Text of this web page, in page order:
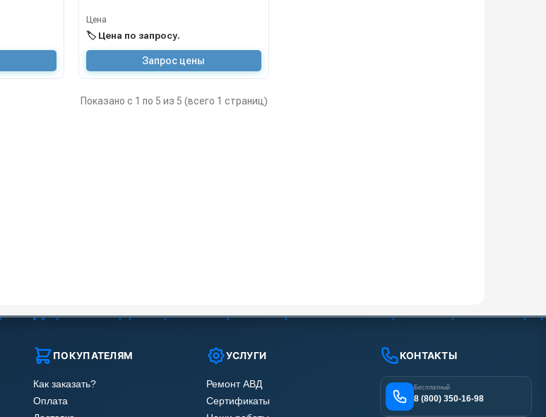
Цена
🏷️ Цена по запросу.
Запрос цены
Показано с 1 по 5 из 5 (всего 1 страниц)
ПОКУПАТЕЛЯМ
Как заказать?
Оплата
УСЛУГИ
Ремонт АВД
Сертификаты
КОНТАКТЫ
Бесплатный
8 (800) 350-16-98